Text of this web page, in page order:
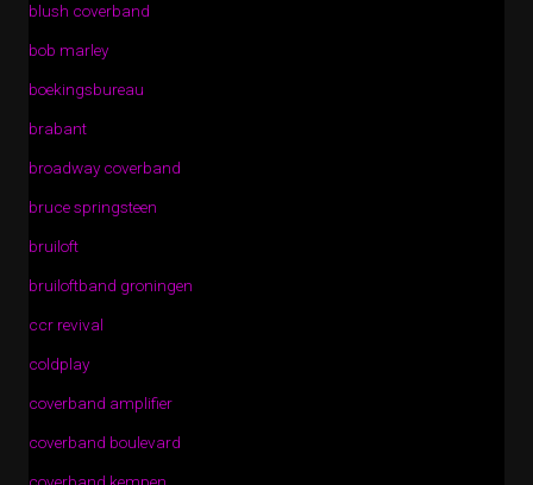
blush coverband
bob marley
boekingsbureau
brabant
broadway coverband
bruce springsteen
bruiloft
bruiloftband groningen
ccr revival
coldplay
coverband amplifier
coverband boulevard